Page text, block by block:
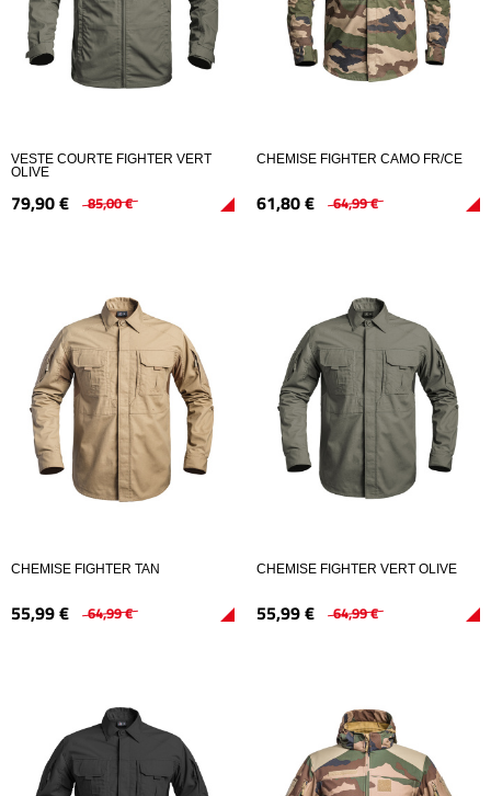
VESTE COURTE FIGHTER VERT
OLIVE
79,90€ 85,00€
CHEMISE FIGHTER CAMO FR/CE
61,80€ 64,99€
CHEMISE FIGHTER TAN
55,99€ 64,99€
CHEMISE FIGHTER VERT OLIVE
55,99€ 64,99€